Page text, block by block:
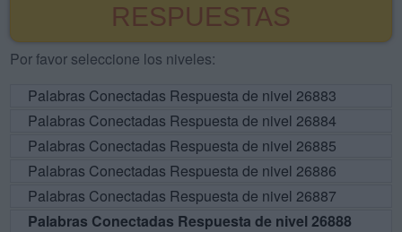
RESPUESTAS
Por favor seleccione los niveles:
Palabras Conectadas Respuesta de nivel 26883
Palabras Conectadas Respuesta de nivel 26884
Palabras Conectadas Respuesta de nivel 26885
Palabras Conectadas Respuesta de nivel 26886
Palabras Conectadas Respuesta de nivel 26887
Palabras Conectadas Respuesta de nivel 26888